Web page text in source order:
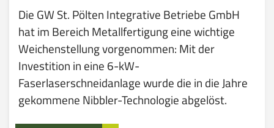
Die GW St. Pölten Integrative Betriebe GmbH
hat im Bereich Metallfertigung eine wichtige
Weichenstellung vorgenommen: Mit der
Investition in eine 6-kW-
Faserlaserschneidanlage wurde die in die Jahre
gekommene Nibbler-Technologie abgelöst.